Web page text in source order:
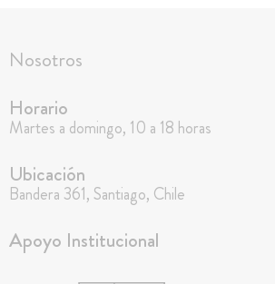
Nosotros
Horario
Martes a domingo, 10 a 18 horas
Ubicación
Bandera 361, Santiago, Chile
Apoyo Institucional